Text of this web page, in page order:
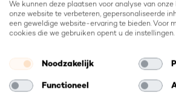
We kunnen deze plaatsen voor analyse van onze
onze website te verbeteren, gepersonaliseerde
een geweldige website-ervaring te bieden. Voor
cookies die we gebruiken opent u de instellingen.
Noodzakelijk
Functioneel